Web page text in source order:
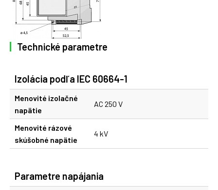
Technické parametre
Izolácia podľa IEC 60664-1
Menovité izolačné
napätie
AC 250 V
Menovité rázové
skúšobné napätie
4 kV
Parametre napájania